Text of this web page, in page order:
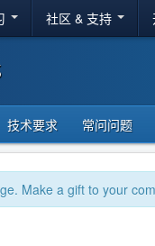
社区 & 支持
技术要求 常问问题
Make a gift to your